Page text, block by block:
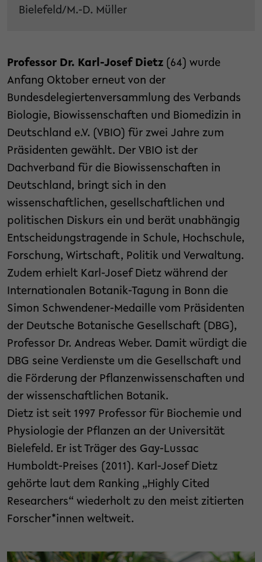
Bielefeld/M.-D. Müller
Professor Dr. Karl-Josef Dietz (64) wurde
Anfang Oktober erneut von der
Bundesdelegiertenversammlung des Verbands
Biologie, Biowissenschaften und Biomedizin in
Deutschland e.V. (VBIO) für zwei Jahre zum
Präsidenten gewählt. Der VBIO ist der
Dachverband für die Biowissenschaften in
Deutschland, bringt sich in den
wissenschaftlichen, gesellschaftlichen und
politischen Diskurs ein und berät unabhängig
Entscheidungstragende in Schule, Hochschule,
Forschung, Wirtschaft, Politik und Verwaltung.
Zudem erhielt Karl-Josef Dietz während der
Internationalen Botanik-Tagung in Bonn die
Simon Schwendener-Medaille vom Präsidenten
der Deutsche Botanische Gesellschaft (DBG),
Professor Dr. Andreas Weber. Damit würdigt die
DBG seine Verdienste um die Gesellschaft und
die Förderung der Pflanzenwissenschaften und
der wissenschaftlichen Botanik.
Dietz ist seit 1997 Professor für Biochemie und
Physiologie der Pflanzen an der Universität
Bielefeld. Er ist Träger des Gay-Lussac
Humboldt-Preises (2011). Karl-Josef Dietz
gehörte laut dem Ranking „Highly Cited
Researchers“ wiederholt zu den meist zitierten
Forscher*innen weltweit.